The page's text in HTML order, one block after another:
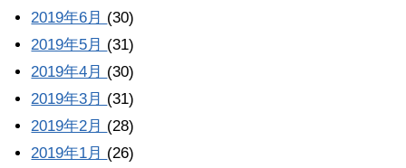
2019年6月 (30)
2019年5月 (31)
2019年4月 (30)
2019年3月 (31)
2019年2月 (28)
2019年1月 (26)